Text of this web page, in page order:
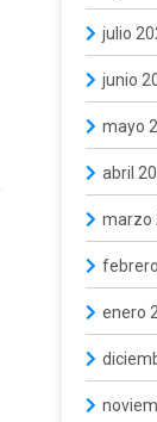
julio
junio
mayo
abril
marzo
enero